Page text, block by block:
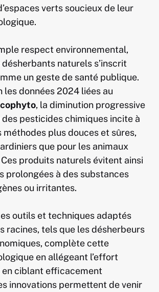
verts soucieux de leur
respect environnemental,
désherbants naturels s’inscrit
un geste de santé publique.
les données 2024 liées au
, la diminution progressive
des pesticides chimiques incite à
méthodes plus douces et sûres,
que pour les animaux
produits naturels évitent ainsi
prolongées à des substances
ou irritantes.
outils et techniques adaptés
racines, tels que les désherbeurs
complète cette
en allégeant l’effort
ciblant efficacement
innovations permettent de venir